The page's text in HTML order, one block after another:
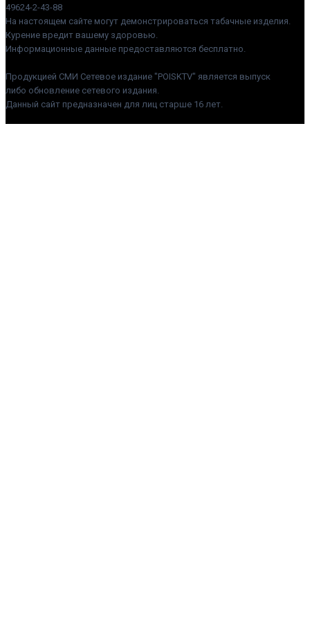
49624-2-43-88
На настоящем сайте могут демонстрироваться табачные изделия.
Курение вредит вашему здоровью.
Информационные данные предоставляются бесплатно.
Продукцией СМИ Сетевое издание "POISKTV" является выпуск
либо обновление сетевого издания.
Данный сайт предназначен для лиц старше 16 лет.